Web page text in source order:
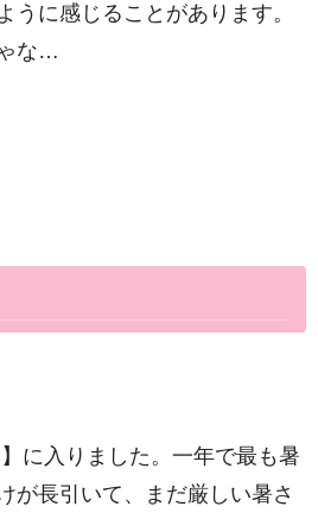
に感じることがあります。
な…
に入りました。一年で最も暑
が長引いて、まだ厳しい暑さ